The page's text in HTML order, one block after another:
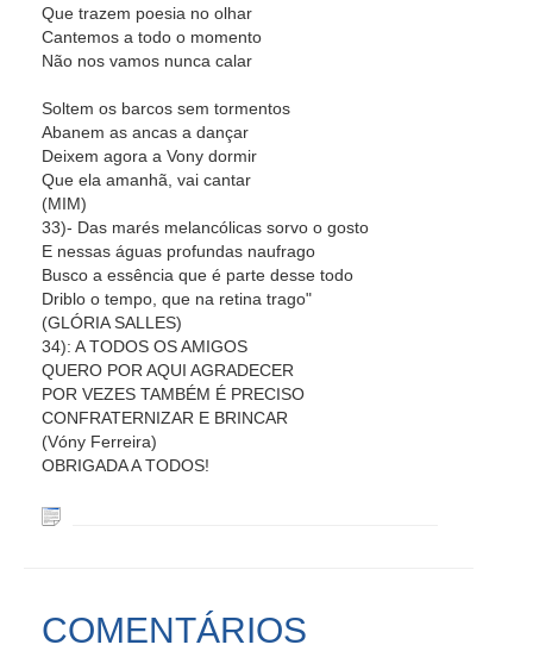
Que trazem poesia no olhar
Cantemos a todo o momento
Não nos vamos nunca calar
Soltem os barcos sem tormentos
Abanem as ancas a dançar
Deixem agora a Vony dormir
Que ela amanhã, vai cantar
(MIM)
33)- Das marés melancólicas sorvo o gosto
E nessas águas profundas naufrago
Busco a essência que é parte desse todo
Driblo o tempo, que na retina trago"
(GLÓRIA SALLES)
34): A TODOS OS AMIGOS
QUERO POR AQUI AGRADECER
POR VEZES TAMBÉM É PRECISO
CONFRATERNIZAR E BRINCAR
(Vóny Ferreira)
OBRIGADA A TODOS!
COMENTÁRIOS